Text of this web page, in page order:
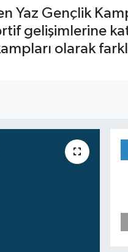
Yaz Gençlik
gelişimlerine
olarak